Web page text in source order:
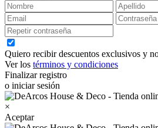
Quiero recibir descuentos exclusivos y
Ver los términos y condiciones
Finalizar registro
o iniciar sesión
×
Aceptar